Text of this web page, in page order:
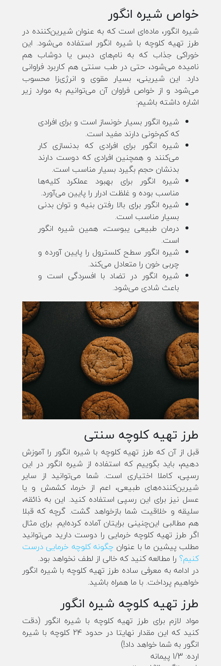
خواص شیره انگور
شیره انگور، ماده‌ای است که به عنوان شیرین‌کننده در
طرز تهیه کلوچه با شیره انگور استفاده می‌شود. این
خوراکی جذاب که به نام‌های دبس یا دوشاب هم
نامیده می‌شود، حتی در طب سنتی هم کاربرد فراوانی
دارد. این شیرینی، بسیار مقوی و انرژی‌زا محسوب
می‌شود و از خواص فراوان آن می‌توانیم به موارد زیر
اشاره داشته باشیم:
شیره انگور بسیار خونساز است و برای افرادی
که کم‌خونی دارند مفید است.
شیره انگور برای افرادی که بدنسازی کار
می‌کنند و همچنین افرادی که دوست دارند
بدنشان حجم بگیرد بسیار مناسب است.
شیره انگور برای بهبود عملکرد کلیه‌ها
مناسب بوده و غلظت ادرار را پایین می‌آورد.
شیره انگور برای بالا رفتن بنیه و توان بدنی
بسیار مناسب است.
درمان طبیعی یبوست، همین شیره انگور
است.
شیره انگور سطح کلسترول را پایین آورده و
چربی خون را متعادل می‌کند.
شیره انگور در تضاد با افسردگی است و
باعث شادی می‌شود.
طرز تهیه کلوچه سنتی
قبل از آن که طرز تهیه کلوچه با شیره انگور را آموزش
دهیم، باید بگوییم که استفاده از شیره انگور در این
رسپی، کاملا اختیاری است. شما می‌توانید از سایر
شیرین‌کننده‌های طبیعی، اعم از خرما، کشمش و یا
عسل نیز برای این رسپی استفاده کنید. این به ذائقه،
سلیقه و خلاقیت شما بازخواهد گشت. گرچه که قبلا
هم مطالبی این‌چنینی برایتان آماده کرده‌ایم. برای مثال
اگر طرز تهیه کلوچه خرمایی را دوست دارید می‌توانید
مطلب پیشین ما با عنوان چگونه کلوچه خرمایی درست
کنیم؟ را مطالعه کنید که خالی از لطف نخواهد بود.
در ادامه به معرفی ساده طرز تهیه کلوچه با شیره انگور
خواهیم پرداخت. با ما همراه باشید.
طرز تهیه کلوچه شیره انگور
مواد لازم برای طرز تهیه کلوچه با شیره انگور (دقت
کنید که این مقدار نهایتا در حدود 24 کلوچه با شیره
انگور به شما خواهد داد!)
ارده: 1/3 پیمانه